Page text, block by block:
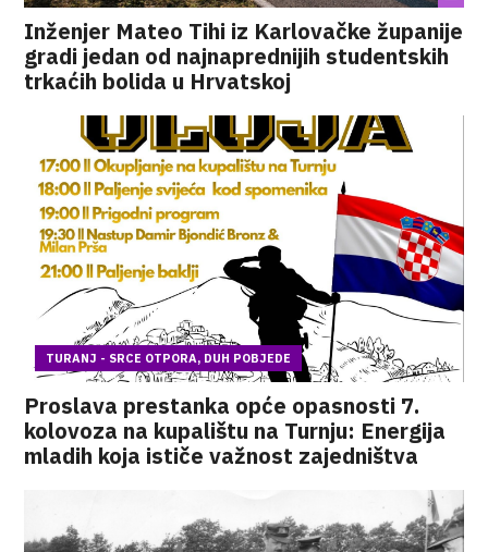
Inženjer Mateo Tihi iz Karlovačke županije
gradi jedan od najnaprednijih studentskih
trkaćih bolida u Hrvatskoj
TURANJ - SRCE OTPORA, DUH POBJEDE
Proslava prestanka opće opasnosti 7.
kolovoza na kupalištu na Turnju: Energija
mladih koja ističe važnost zajedništva